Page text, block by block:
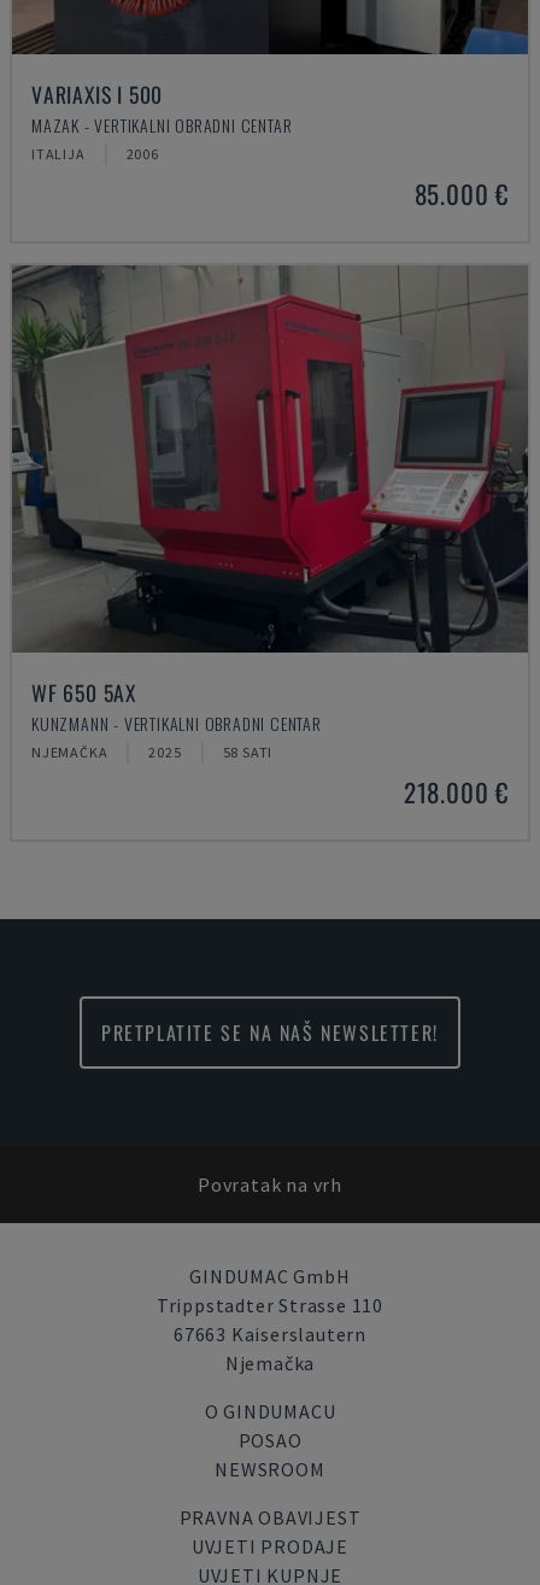
VARIAXIS I 500
MAZAK - VERTIKALNI OBRADNI CENTAR
ITALIJA 2006
85.000 €
WF 650 5AX
KUNZMANN - VERTIKALNI OBRADNI CENTAR
NJEMAČKA 2025 58 SATI
218.000 €
PRETPLATITE SE NA NAŠ NEWSLETTER!
Povratak na vrh
GINDUMAC GmbH
Trippstadter Strasse 110
67663 Kaiserslautern
Njemačka
O GINDUMACU
POSAO
NEWSROOM
PRAVNA OBAVIJEST
UVJETI PRODAJE
UVJETI KUPNJE